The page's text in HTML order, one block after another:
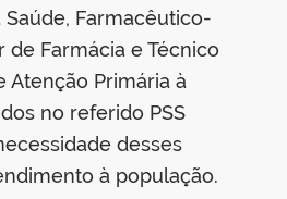
Farmacêutico-
de Farmácia e Técnico
Atenção Primária à
no referido PSS
desses
à população.